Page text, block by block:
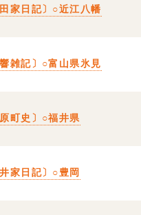
田家日記〕○近江八幡
響雑記〕○富山県氷見
原町史〕○福井県
井家日記〕○豊岡